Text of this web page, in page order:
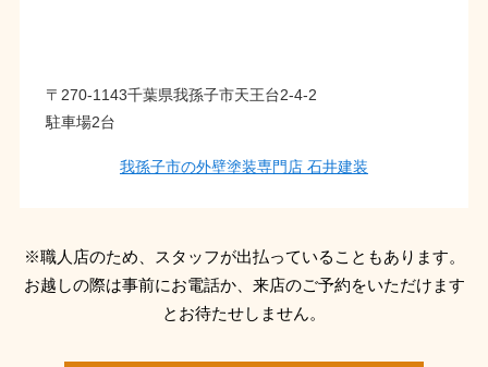
〒270-1143千葉県我孫子市天王台2-4-2
駐車場2台
我孫子市の外壁塗装専門店 石井建装
※職人店のため、スタッフが出払っていることもあります。
お越しの際は事前にお電話か、来店のご予約をいただけます
とお待たせしません。